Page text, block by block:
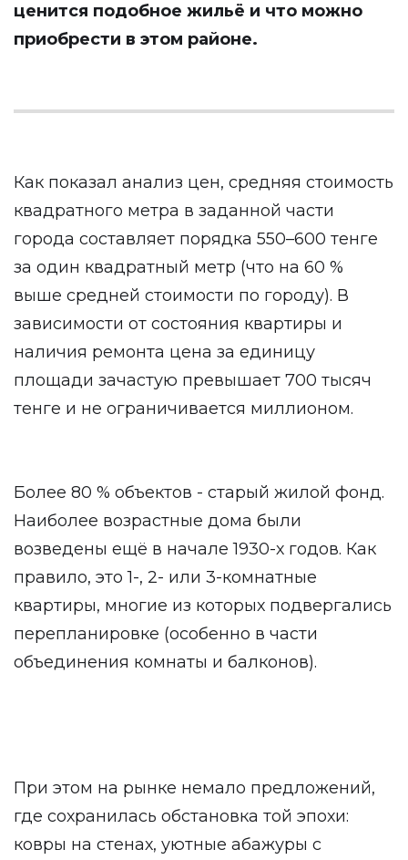
ценится подобное жильё и что можно
приобрести в этом районе.
Как показал анализ цен, средняя стоимость
квадратного метра в заданной части
города составляет порядка 550–600 тенге
за один квадратный метр (что на 60 %
выше средней стоимости по городу). В
зависимости от состояния квартиры и
наличия ремонта цена за единицу
площади зачастую превышает 700 тысяч
тенге и не ограничивается миллионом.
Более 80 % объектов - старый жилой фонд.
Наиболее возрастные дома были
возведены ещё в начале 1930-х годов. Как
правило, это 1-, 2- или 3-комнатные
квартиры, многие из которых подвергались
перепланировке (особенно в части
объединения комнаты и балконов).
При этом на рынке немало предложений,
где сохранилась обстановка той эпохи:
ковры на стенах, уютные абажуры с